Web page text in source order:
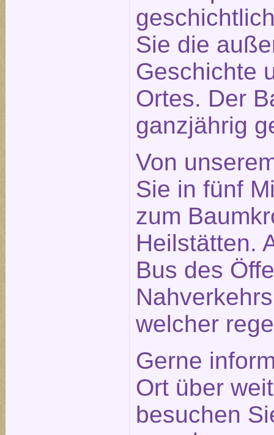
Sie die
Geschichte
Ortes. Der
ganzjährig
Von
Sie in fünf
zum
Heilstätten.
Bus des
welcher
Gerne
Ort über
besuchen